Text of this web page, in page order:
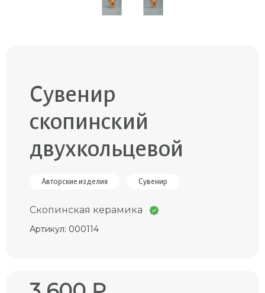
Сувенир
скопинский
двухкольцевой
Авторские изделия Сувенир
Скопинская керамика
Артикул: 000114